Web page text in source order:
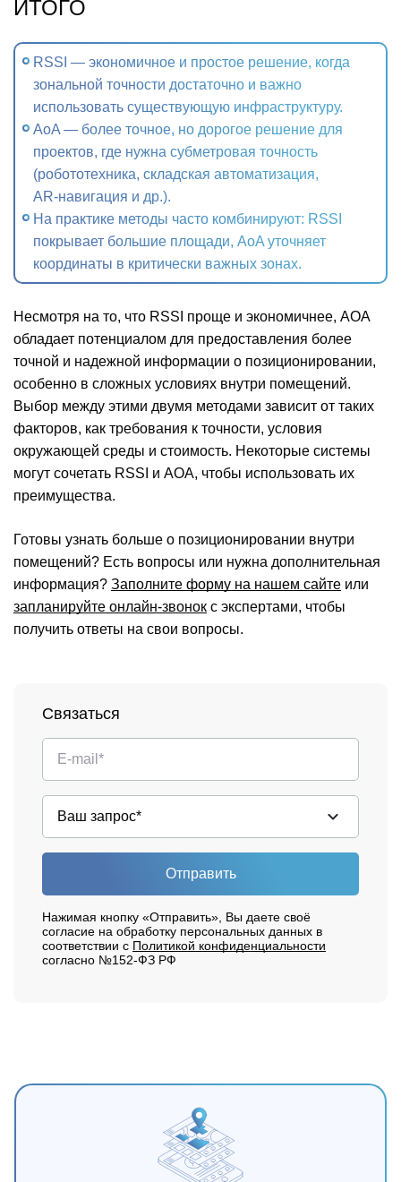
ИТОГО
RSSI — экономичное и простое решение, когда
зональной точности достаточно и важно
использовать существующую инфраструктуру.
AoA — более точное, но дорогое решение для
проектов, где нужна субметровая точность
(робототехника, складская автоматизация,
AR‑навигация и др.).
На практике методы часто комбинируют: RSSI
покрывает большие площади, AoA уточняет
координаты в критически важных зонах.
Несмотря на то, что RSSI проще и экономичнее, AOA
обладает потенциалом для предоставления более
точной и надежной информации о позиционировании,
особенно в сложных условиях внутри помещений.
Выбор между этими двумя методами зависит от таких
факторов, как требования к точности, условия
окружающей среды и стоимость. Некоторые системы
могут сочетать RSSI и AOA, чтобы использовать их
преимущества.
Готовы узнать больше о позиционировании внутри
помещений? Есть вопросы или нужна дополнительная
информация? Заполните форму на нашем сайте или
запланируйте онлайн-звонок с экспертами, чтобы
получить ответы на свои вопросы.
Связаться
Отправить
Нажимая кнопку «Отправить», Вы даете своё
согласие на обработку персональных данных в
соответствии с Политикой конфиденциальности
согласно №152-ФЗ РФ